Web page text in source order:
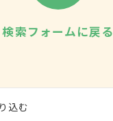
検索フォームに戻る
込む